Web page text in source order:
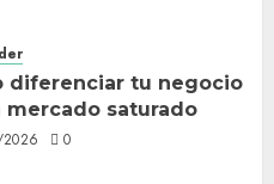
diferenciar tu negocio
mercado saturado
0